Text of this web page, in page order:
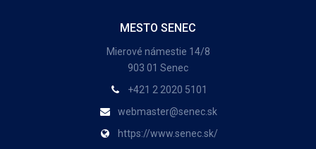
MESTO SENEC
Mierové námestie 14/8
903 01 Senec
+421 2 2020 5101
webmaster@senec.sk
https://www.senec.sk/